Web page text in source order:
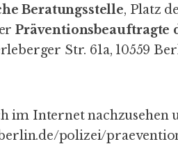
Beratungsstelle, Platz
Präventionsbeauftragte
Str. 61a, 10559
im Internet nachzusehen
polizei/